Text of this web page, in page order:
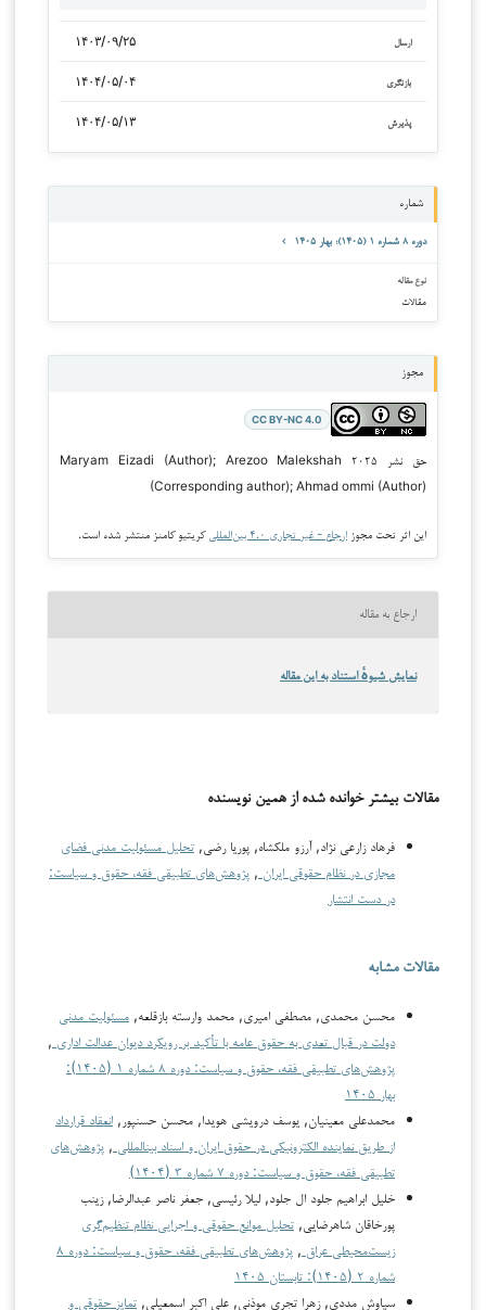
ارسال ۱۴۰۳/۰۹/۲۵
بازنگری ۱۴۰۴/۰۵/۰۴
پذیرش ۱۴۰۴/۰۵/۱۳
شماره
دوره ۸ شماره ۱ (۱۴۰۵): بهار ۱۴۰۵
نوع مقاله
مقالات
مجوز
CC BY-NC 4.0
حق نشر ۲۰۲۵ Maryam Eizadi (Author); Arezoo Malekshah
(Corresponding author); Ahmad ommi (Author)
این اثر تحت مجوز ارجاع - غیر تجاری ۴.۰ بین‌المللی کریتیو کامنز منتشر شده است.
ارجاع به مقاله
نمایش شیوهٔ استناد به این مقاله
مقالات بیشتر خوانده شده از همین نویسنده
فرهاد زارعی نژاد, آرزو ملکشاه, پوریا رضی, تحلیل مسئولیت مدنی فضای
مجازی در نظام حقوقی ایران , پژوهش‌های تطبیقی فقه، حقوق و سیاست:
در دست انتشار
مقالات مشابه
محسن محمدی, مصطفی امیری, محمد وارسته بازقلعه, مسئولیت مدنی
دولت در قبال تعدی به حقوق عامه با تأکید بر رویکرد دیوان عدالت اداری ,
پژوهش‌های تطبیقی فقه، حقوق و سیاست: دوره ۸ شماره ۱ (۱۴۰۵):
بهار ۱۴۰۵
محمدعلی معینیان, یوسف درویشی هویدا, محسن حسن‏پور, انعقاد قرارداد
از طریق نماینده الکترونیکی در حقوق ایران و اسناد بین­المللی , پژوهش‌های
تطبیقی فقه، حقوق و سیاست: دوره ۷ شماره ۳ (۱۴۰۴)
خلیل ابراهیم جلود ال جلود, لیلا رئیسی, جعفر ناصر عبدالرضا, زینب
پورخاقان شاهرضایی, تحلیل موانع حقوقی و اجرایی نظام تنظیم‌گری
زیست‌محیطی عراق ,
پژوهش‌های تطبیقی فقه، حقوق و سیاست: دوره ۸
شماره ۲ (۱۴۰۵): تابستان ۱۴۰۵
سیاوش مددی, زهرا تجری موذنی, علی اکبر اسمعیلی, تمایز حقوقی و